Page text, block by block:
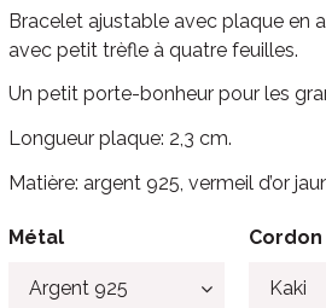
Bracelet ajustable avec plaque en
avec petit trèfle à quatre feuilles.
Un petit porte-bonheur pour les
Longueur plaque: 2,3 cm.
Matière: argent 925, vermeil d’or
Métal Cordon